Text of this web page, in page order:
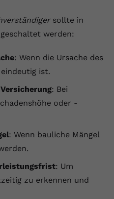
sollte in
werden:
: Wenn die Ursache des
ist.
: Bei
oder -
: Wenn bauliche Mängel
: Um
zu erkennen und